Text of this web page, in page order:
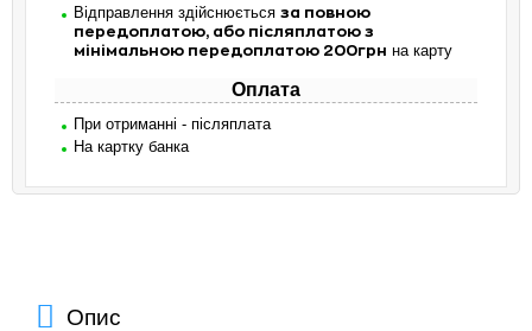
Відправлення здійснюється за повною
передоплатою, або післяплатою з
мінімальною передоплатою 200грн на карту
Оплата
При отриманні - післяплата
На картку банка
Опис